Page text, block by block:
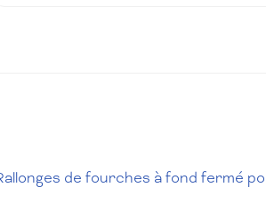
de fourches à fond fermé